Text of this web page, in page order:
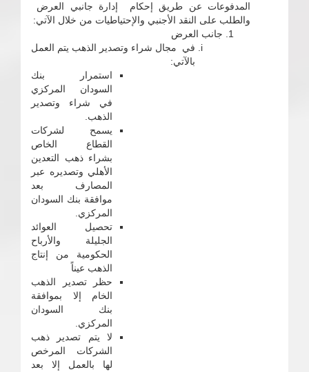
المدفوعات عن طريق إحكام إدارة جانبي العرض
والطلب على النقد الأجنبي والإحتياطيات من خلال الآتي:
جانب العرض
في مجال شراء وتصدير الذهب يتم العمل
بالآتي:
استمرار بنك
السودان المركزي
في شراء وتصدير
الذهب.
يسمح لشركات
القطاع الخاص
بشراء ذهب التعدين
الأهلي وتصديره عبر
المصارف بعد
موافقة بنك السودان
المركزي.
تحصيل العوائد
الجليلة والأرباح
الحكومية من إنتاج
الذهب عيناً
حظر تصدير الذهب
الخام إلا بموافقة
بنك السودان
المركزي.
لا يتم تصدير ذهب
الشركات المرخص
لها بالعمل إلا بعد